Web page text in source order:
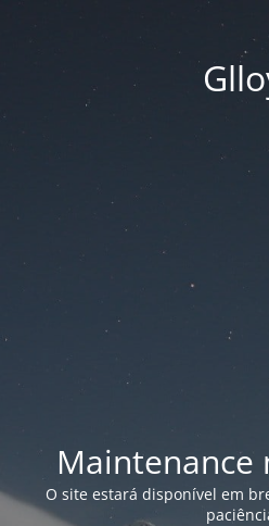
Maintenance
O site estará disponível em